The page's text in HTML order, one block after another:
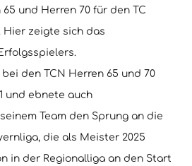
und Herren 70 für den TC
Hier zeigte sich das
bei den TCN Herren 65 und 70
und ebnete auch
Team den Sprung an die
die als Meister 2025
in der Regionalliga an den Start